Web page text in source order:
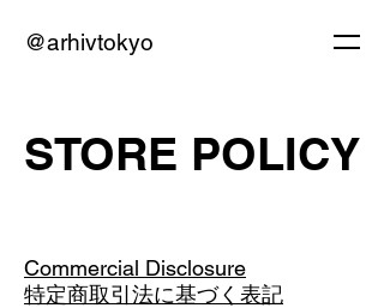
@arhivtokyo
STORE POLICY
Commercial Disclosure
特定商取引法に基づく表記